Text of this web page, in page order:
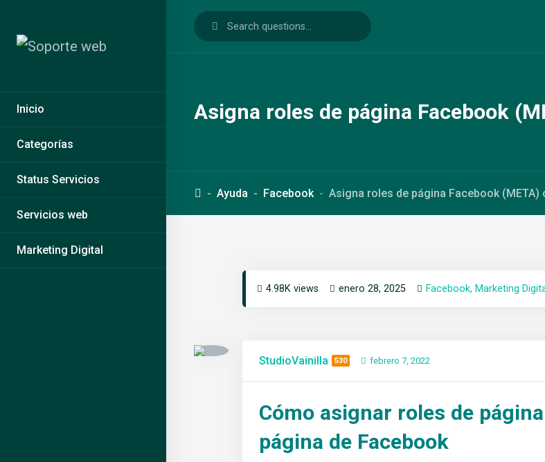
Inicio
Categorías
Status Servicios
Servicios web
Marketing Digital
Asigna roles de página Facebook
Ayuda Facebook Asigna roles de página Facebook
4.98K views enero 28, 2025 Facebook Marketing
StudioVainilla 530 febrero 7, 2022
Cómo asignar roles de
página de Facebook